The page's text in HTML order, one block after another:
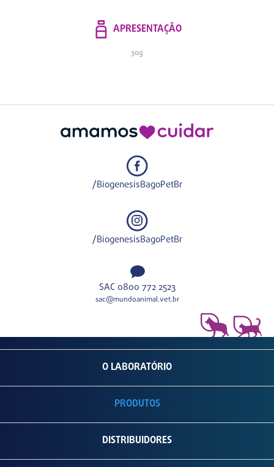
APRESENTAÇÃO
30g
/BiogenesisBagoPetBr
/BiogenesisBagoPetBr
SAC 0800 772 2523
sac@mundoanimal.vet.br
O LABORATÓRIO
PRODUTOS
DISTRIBUIDORES